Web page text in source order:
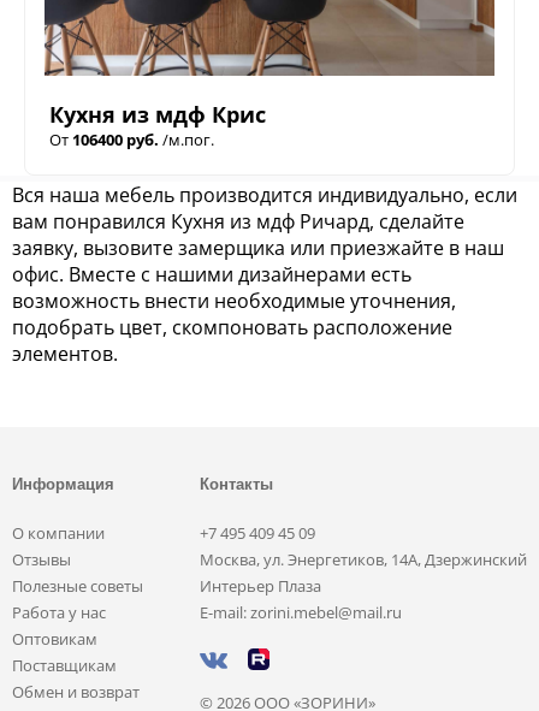
Кухня из мдф Крис
От 106400 руб. /м.пог.
Вся наша мебель производится индивидуально, если
вам понравился Кухня из мдф Ричард, сделайте
заявку, вызовите замерщика или приезжайте в наш
офис. Вместе с нашими дизайнерами есть
возможность внести необходимые уточнения,
подобрать цвет, скомпоновать расположение
элементов.
Информация
О компании
Отзывы
Полезные советы
Работа у нас
Оптовикам
Поставщикам
Обмен и возврат
Контакты
+7 495 409 45 09
Москва, ул. Энергетиков, 14А, Дзержинский
Интерьер Плаза
E-mail: zorini.mebel@mail.ru
© 2026 ООО «ЗОРИНИ»